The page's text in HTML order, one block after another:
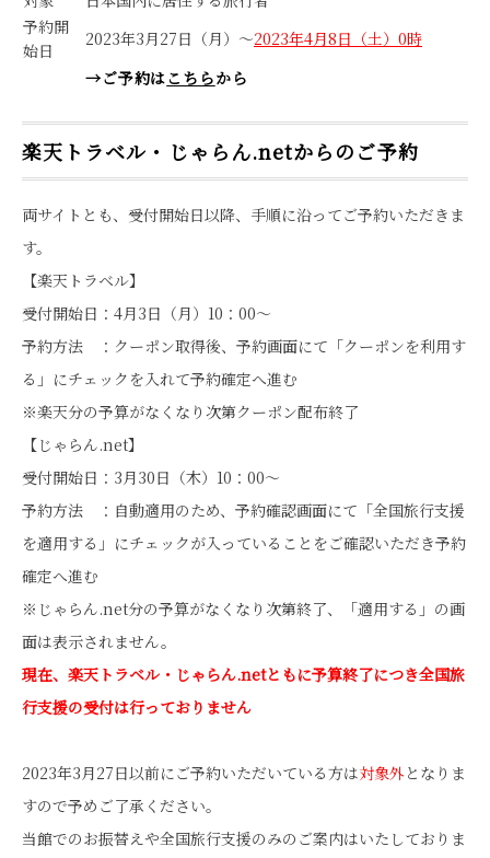
予約開
始日
2023年3月27日（月）～2023年4月8日（土）0時
→ご予約は こちらから
楽天トラベル・じゃらん.netからのご予約
両サイトとも、受付開始日以降、手順に沿ってご予約いただきま
す。
【楽天トラベル】
受付開始日：4月3日（月）10：00～
予約方法 ：クーポン取得後、予約画面にて「クーポンを利用す
る」にチェックを入れて予約確定へ進む
※楽天分の予算がなくなり次第クーポン配布終了
【じゃらん.net】
受付開始日：3月30日（木）10：00～
予約方法 ：自動適用のため、予約確認画面にて「全国旅行支援
を適用する」にチェックが入っていることをご確認いただき予約
確定へ進む
※じゃらん.net分の予算がなくなり次第終了、「適用する」の画
面は表示されません。
現在、楽天トラベル・じゃらん.netともに予算終了につき全国旅
行支援の受付は行っておりません
2023年3月27日以前にご予約いただいている方は対象外となりま
すので予めご了承ください。
当館でのお振替えや全国旅行支援のみのご案内はいたしておりま